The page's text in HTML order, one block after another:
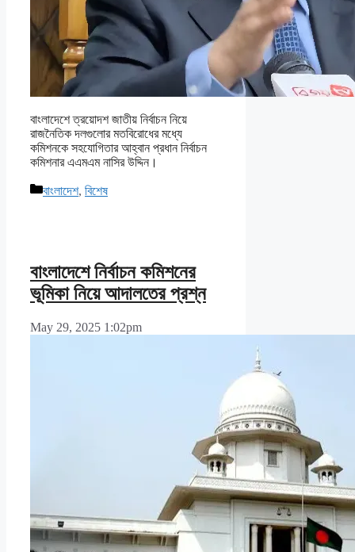
বাংলাদেশে ত্রয়োদশ জাতীয় নির্বাচন নিয়ে
রাজনৈতিক দলগুলোর মতবিরোধের মধ্যে
কমিশনকে সহযোগিতার আহ্বান প্রধান নির্বাচন
কমিশনার এএমএম নাসির উদ্দিন।
Categories
বাংলাদেশ, বিশেষ
বাংলাদেশে নির্বাচন কমিশনের
ভূমিকা নিয়ে আদালতের প্রশ্ন
May 29, 2025 1:02pm